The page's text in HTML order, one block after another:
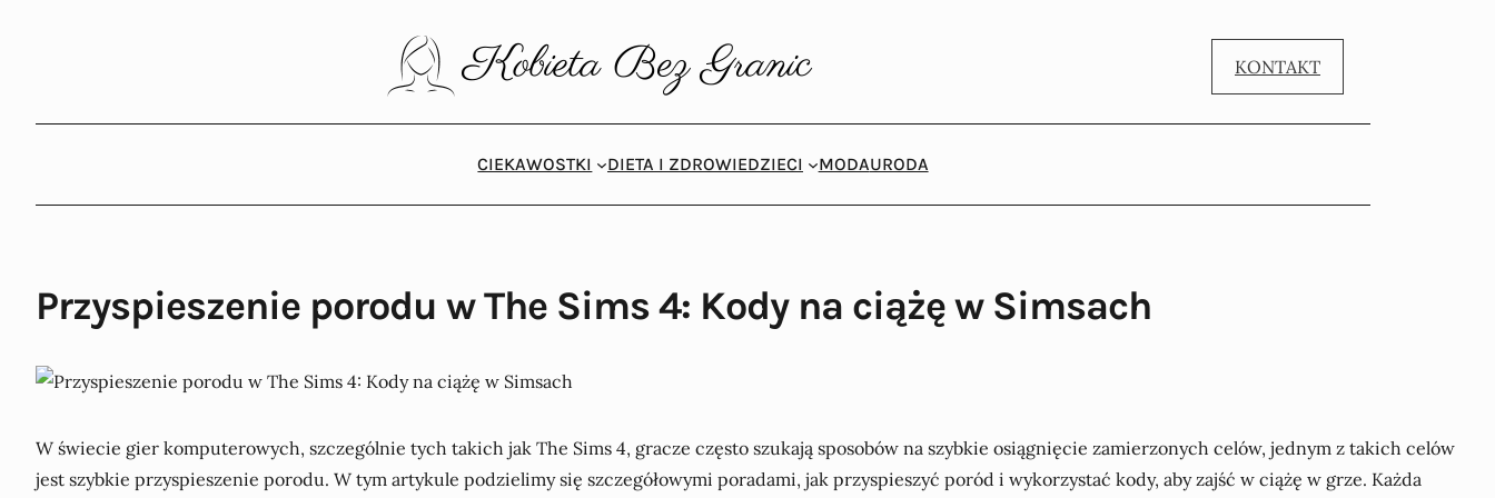
KONTAKT
CIEKAWOSTKI DIETA I ZDROWIEDZIECI MODAURODA
Przyspieszenie porodu w The Sims 4: Kody na ciążę w Simsach
W świecie gier komputerowych, szczególnie tych takich jak The Sims 4, gracze często szukają sposobów na szybkie osiągnięcie zamierzonych celów, jednym z takich celów
jest szybkie przyspieszenie porodu. W tym artykule podzielimy się szczegółowymi poradami, jak przyspieszyć poród i wykorzystać kody, aby zajść w ciążę w grze. Każda